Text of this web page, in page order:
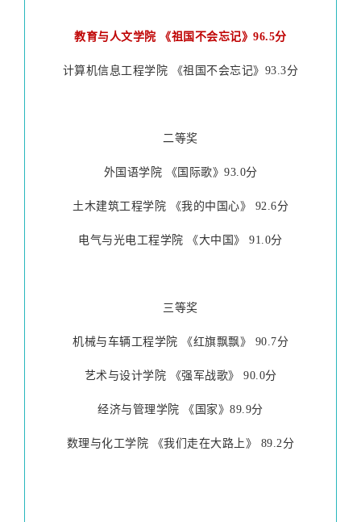
教育与人文学院 《祖国不会忘记》96.5分
计算机信息工程学院 《祖国不会忘记》93.3分
二等奖
外国语学院 《国际歌》93.0分
土木建筑工程学院 《我的中国心》 92.6分
电气与光电工程学院 《大中国》 91.0分
三等奖
机械与车辆工程学院 《红旗飘飘》 90.7分
艺术与设计学院 《强军战歌》 90.0分
经济与管理学院 《国家》89.9分
数理与化工学院 《我们走在大路上》 89.2分